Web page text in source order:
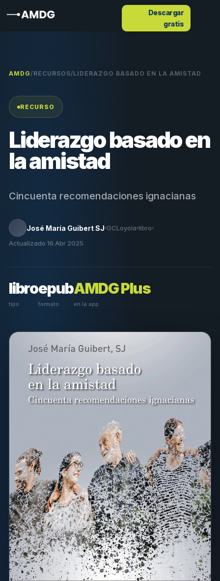
Descargar
gratis
AMDG/RECURSOS/LIDERAZGO BASADO EN LA AMISTAD
RECURSO
Liderazgo basado en
la amistad
Cincuenta recomendaciones ignacianas
José María Guibert SJ GCLoyola libro
Actualizado 16 Abr 2025
libro
tipo
epub
formato
AMDG Plus
en la app